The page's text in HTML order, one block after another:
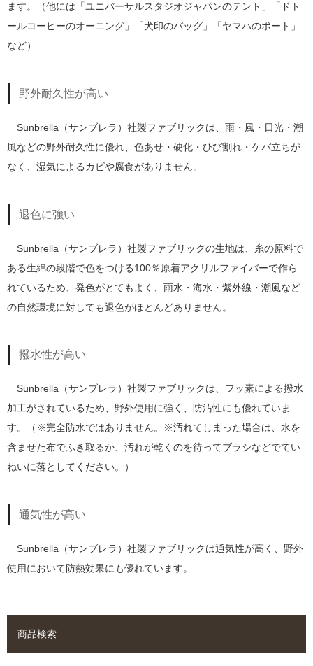
ます。（他には「ユニバーサルスタジオジャパンのテント」「ドト
ールコーヒーのオーニング」「犬印のバッグ」「ヤマハのボート」
など）
野外耐久性が高い
Sunbrella（サンブレラ）社製ファブリックは、雨・風・日光・潮
風などの野外耐久性に優れ、色あせ・硬化・ひび割れ・ケバ立ちが
なく、湿気によるカビや腐食がありません。
退色に強い
Sunbrella（サンブレラ）社製ファブリックの生地は、糸の原料で
ある生綿の段階で色をつける100％原着アクリルファイバーで作ら
れているため、発色がとてもよく、雨水・海水・紫外線・潮風など
の自然環境に対しても退色がほとんどありません。
撥水性が高い
Sunbrella（サンブレラ）社製ファブリックは、フッ素による撥水
加工がされているため、野外使用に強く、防汚性にも優れていま
す。（※完全防水ではありません。※汚れてしまった場合は、水を
含ませた布でふき取るか、汚れが乾くのを待ってブラシなどでてい
ねいに落としてください。）
通気性が高い
Sunbrella（サンブレラ）社製ファブリックは通気性が高く、野外
使用において防熱効果にも優れています。
商品検索